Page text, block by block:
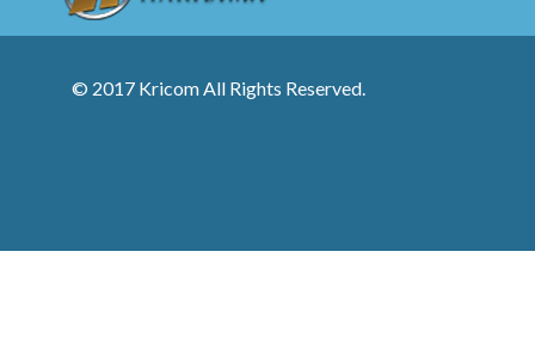
© 2017 Kricom All Rights Reserved.